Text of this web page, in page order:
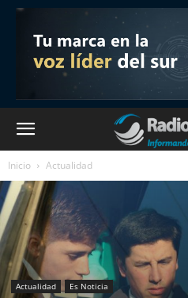
Inicio Actualidad
Actualidad Es Noticia